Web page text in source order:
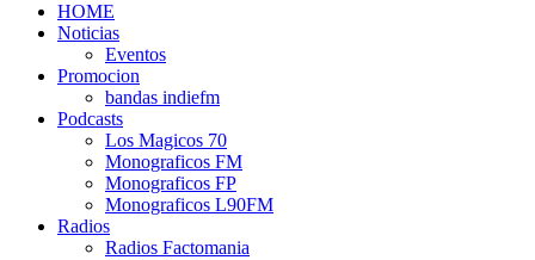
HOME
Noticias
Eventos
Promocion
bandas indiefm
Podcasts
Los Magicos 70
Monograficos FM
Monograficos FP
Monograficos L90FM
Radios
Radios Factomania